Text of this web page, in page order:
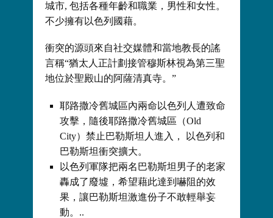
城市, 包括各種年齡和職業，男性和女性。
不少擁有以色列國藉。
衝突的源頭來自社交媒體和當地教長的謠
言稱“猶太人正計劃接管穆斯林視為第三聖
地位於聖殿山的阿薩清真寺。”
耶路撒冷舊城區內兩命以色列人遭致命
攻擊，隨後耶路撒冷舊城區（Old
City）禁止巴勒斯坦人進入， 以色列和
巴勒斯坦衝突擴大。
以色列軍隊把兩名巴勒斯坦男子的老家
轟成了廢墟，希望藉此達到嚇阻的效
果，讓巴勒斯坦激進份子不敢輕舉妄
動。..